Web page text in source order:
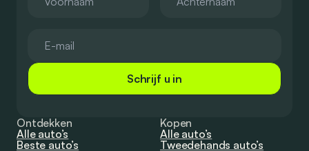
Schrijf u in
Ontdekken
Alle auto’s
Beste auto’s
Kopen
Alle auto’s
Tweedehands auto’s